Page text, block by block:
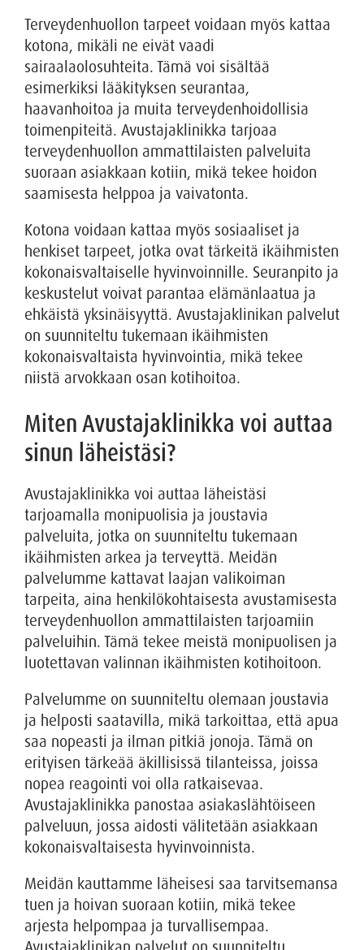
Terveydenhuollon tarpeet voidaan myös kattaa
kotona, mikäli ne eivät vaadi
sairaalaolosuhteita. Tämä voi sisältää
esimerkiksi lääkityksen seurantaa,
haavanhoitoa ja muita terveydenhoidollisia
toimenpiteitä. Avustajaklinikka tarjoaa
terveydenhuollon ammattilaisten palveluita
suoraan asiakkaan kotiin, mikä tekee hoidon
saamisesta helppoa ja vaivatonta.
Kotona voidaan kattaa myös sosiaaliset ja
henkiset tarpeet, jotka ovat tärkeitä ikäihmisten
kokonaisvaltaiselle hyvinvoinnille. Seuranpito ja
keskustelut voivat parantaa elämänlaatua ja
ehkäistä yksinäisyyttä. Avustajaklinikan palvelut
on suunniteltu tukemaan ikäihmisten
kokonaisvaltaista hyvinvointia, mikä tekee
niistä arvokkaan osan kotihoitoa.
Miten Avustajaklinikka voi auttaa
sinun läheistäsi?
Avustajaklinikka voi auttaa läheistäsi
tarjoamalla monipuolisia ja joustavia
palveluita, jotka on suunniteltu tukemaan
ikäihmisten arkea ja terveyttä. Meidän
palvelumme kattavat laajan valikoiman
tarpeita, aina henkilökohtaisesta avustamisesta
terveydenhuollon ammattilaisten tarjoamiin
palveluihin. Tämä tekee meistä monipuolisen ja
luotettavan valinnan ikäihmisten kotihoitoon.
Palvelumme on suunniteltu olemaan joustavia
ja helposti saatavilla, mikä tarkoittaa, että apua
saa nopeasti ja ilman pitkiä jonoja. Tämä on
erityisen tärkeää äkillisissä tilanteissa, joissa
nopea reagointi voi olla ratkaisevaa.
Avustajaklinikka panostaa asiakaslähtöiseen
palveluun, jossa aidosti välitetään asiakkaan
kokonaisvaltaisesta hyvinvoinnista.
Meidän kauttamme läheisesi saa tarvitsemansa
tuen ja hoivan suoraan kotiin, mikä tekee
arjesta helpompaa ja turvallisempaa.